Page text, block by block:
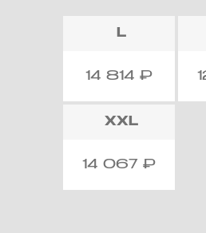
L
14 814₽
XXL
14 067₽